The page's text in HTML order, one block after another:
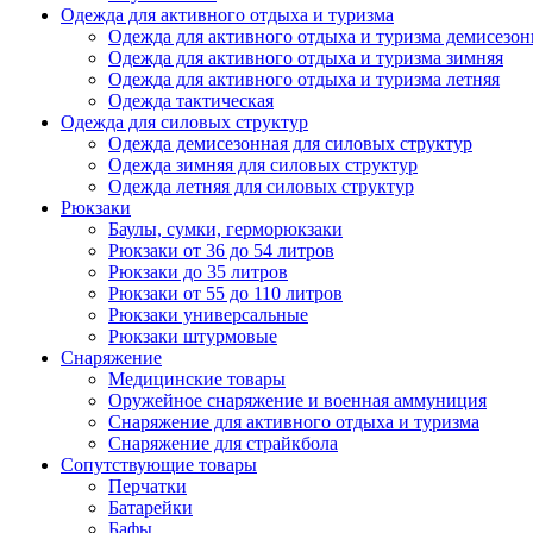
Одежда для активного отдыха и туризма
Одежда для активного отдыха и туризма
Одежда для активного отдыха и туризма зимняя
Одежда для активного отдыха и туризма летняя
Одежда тактическая
Одежда для силовых структур
Одежда демисезонная для силовых структур
Одежда зимняя для силовых структур
Одежда летняя для силовых структур
Рюкзаки
Баулы, сумки, герморюкзаки
Рюкзаки от 36 до 54 литров
Рюкзаки до 35 литров
Рюкзаки от 55 до 110 литров
Рюкзаки универсальные
Рюкзаки штурмовые
Снаряжение
Медицинские товары
Оружейное снаряжение и военная аммуниция
Снаряжение для активного отдыха и туризма
Снаряжение для страйкбола
Сопутствующие товары
Перчатки
Батарейки
Бафы